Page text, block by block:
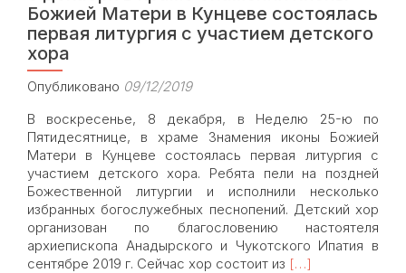
Божией Матери в Кунцеве состоялась
первая литургия с участием детского
хора
Опубликовано 09/12/2019
В воскресенье, 8 декабря, в Неделю 25-ю по
Пятидесятнице, в храме Знамения иконы Божией
Матери в Кунцеве состоялась первая литургия с
участием детского хора. Ребята пели на поздней
Божественной литургии и исполнили несколько
избранных богослужебных песнопений. Детский хор
организован по благословению настоятеля
архиепископа Анадырского и Чукотского Ипатия в
сентябре 2019 г. Сейчас хор состоит из Read
[…]